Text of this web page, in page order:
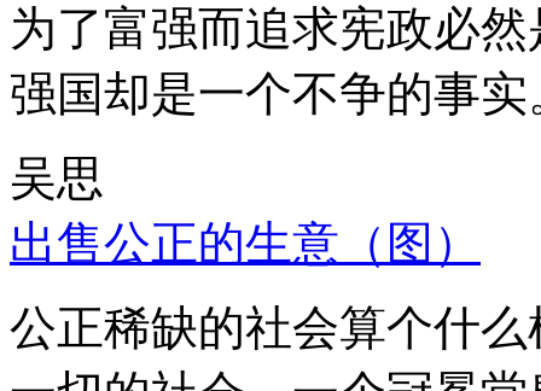
为了富强而追求宪政必
强国却是一个不争的事实
吴思
出售公正的生意（图）
公正稀缺的社会算个什